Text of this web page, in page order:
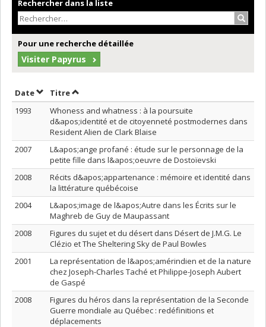
Rechercher dans la liste
Pour une recherche détaillée
Visiter Papyrus
DateTrier par date en ordre croissant
TitreTrier par titre en ordre croissant
1993
Whoness and whatness : à la poursuite
d&apos;identité et de citoyenneté postmodernes dans
Resident Alien de Clark Blaise
2007
L&apos;ange profané : étude sur le personnage de la
petite fille dans l&apos;oeuvre de Dostoïevski
2008
Récits d&apos;appartenance : mémoire et identité dans
la littérature québécoise
2004
L&apos;image de l&apos;Autre dans les Écrits sur le
Maghreb de Guy de Maupassant
2008
Figures du sujet et du désert dans Désert de J.M.G. Le
Clézio et The Sheltering Sky de Paul Bowles
2001
La représentation de l&apos;amérindien et de la nature
chez Joseph-Charles Taché et Philippe-Joseph Aubert
de Gaspé
2008
Figures du héros dans la représentation de la Seconde
Guerre mondiale au Québec : redéfinitions et
déplacements